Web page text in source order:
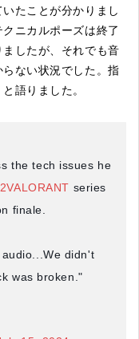
たことが分かりまし
ニカルポーズは終了
したが、それでも音
ない状況でした。指
語りました。
the tech issues he
series
finale.
didn't
was broken."